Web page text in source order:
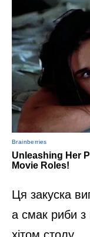
Ця закуска
а смак риби з